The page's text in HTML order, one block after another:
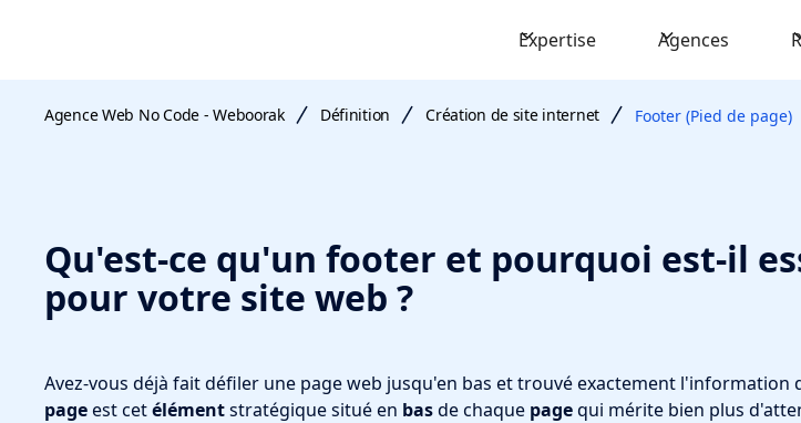
Expertise Agences
Agence Web No Code - Weboorak Définition Création de site internet Footer (Pied de page)
Qu'est-ce qu'un footer et pourquoi est-il
pour votre site web ?
Avez-vous déjà fait défiler une page web jusqu'en bas et trouvé exactement l'information
pageest cetélémentstratégique situé en basde chaque pagequi mérite bien plus